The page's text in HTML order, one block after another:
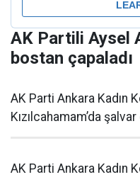
AK Partili Aysel
bostan çapaladı
AK Parti Ankara Kadın
Kızılcahamam’da
AK Parti Ankara Kadın